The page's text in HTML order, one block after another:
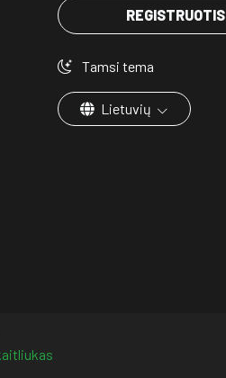
REGISTRUOTIS
Tamsi tema
Lietuvių